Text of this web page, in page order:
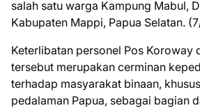
salah satu warga Kampung Mabul,
Kabupaten Mappi, Papua Selatan.
Keterlibatan personel Pos Koroway
tersebut merupakan cerminan
terhadap masyarakat binaan,
pedalaman Papua, sebagai bagian